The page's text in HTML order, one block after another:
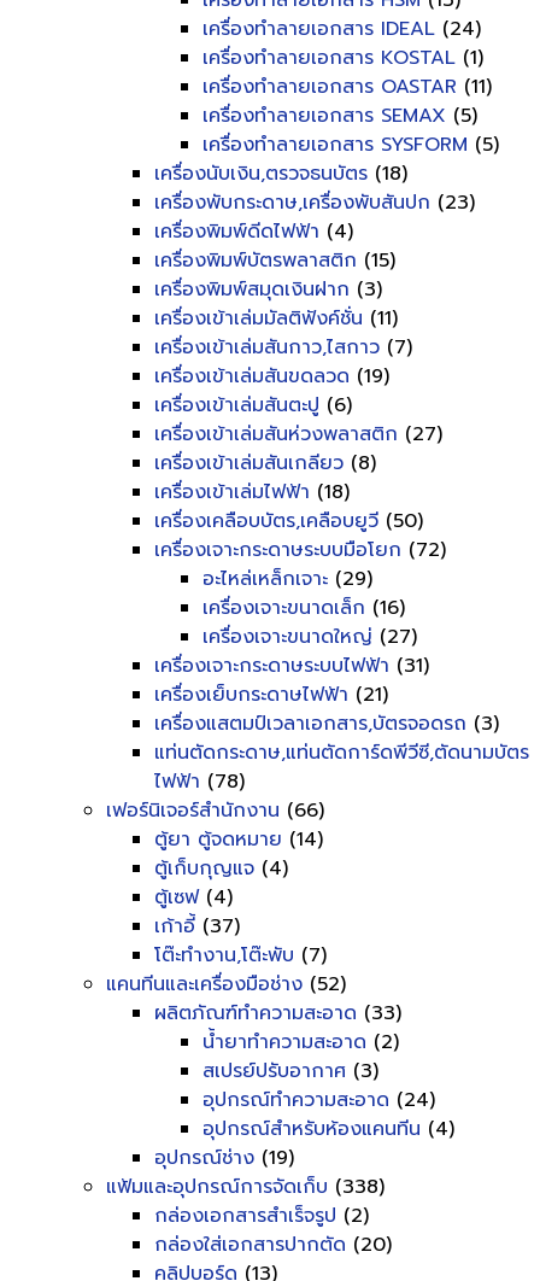
เครื่องทำลายเอกสาร IDEAL (24)
เครื่องทำลายเอกสาร KOSTAL (1)
เครื่องทำลายเอกสาร OASTAR (11)
เครื่องทำลายเอกสาร SEMAX (5)
เครื่องทำลายเอกสาร SYSFORM (5)
เครื่องนับเงิน,ตรวจธนบัตร (18)
เครื่องพับกระดาษ,เครื่องพับสันปก (23)
เครื่องพิมพ์ดีดไฟฟ้า (4)
เครื่องพิมพ์บัตรพลาสติก (15)
เครื่องพิมพ์สมุดเงินฝาก (3)
เครื่องเข้าเล่มมัลติฟังค์ชั่น (11)
เครื่องเข้าเล่มสันกาว,ไสกาว (7)
เครื่องเข้าเล่มสันขดลวด (19)
เครื่องเข้าเล่มสันตะปู (6)
เครื่องเข้าเล่มสันห่วงพลาสติก (27)
เครื่องเข้าเล่มสันเกลียว (8)
เครื่องเข้าเล่มไฟฟ้า (18)
เครื่องเคลือบบัตร,เคลือบยูวี (50)
เครื่องเจาะกระดาษระบบมือโยก (72)
อะไหล่เหล็กเจาะ (29)
เครื่องเจาะขนาดเล็ก (16)
เครื่องเจาะขนาดใหญ่ (27)
เครื่องเจาะกระดาษระบบไฟฟ้า (31)
เครื่องเย็บกระดาษไฟฟ้า (21)
เครื่องแสตมป์เวลาเอกสาร,บัตรจอดรถ (3)
แท่นตัดกระดาษ,แท่นตัดการ์ดพีวีซี,ตัดนามบัตร
ไฟฟ้า (78)
เฟอร์นิเจอร์สำนักงาน (66)
ตู้ยา ตู้จดหมาย (14)
ตู้เก็บกุญแจ (4)
ตู้เซฟ(4)
เก้าอี้ (37)
โต๊ะทำงาน,โต๊ะพับ (7)
แคนทีนและเครื่องมือช่าง (52)
ผลิตภัณฑ์ทำความสะอาด (33)
น้ำยาทำความสะอาด (2)
สเปรย์ปรับอากาศ (3)
อุปกรณ์ทำความสะอาด (24)
อุปกรณ์สำหรับห้องแคนทีน (4)
อุปกรณ์ช่าง (19)
แฟ้มและอุปกรณ์การจัดเก็บ (338)
กล่องเอกสารสำเร็จรูป (2)
กล่องใส่เอกสารปากตัด (20)
คลิปบอร์ด (13)